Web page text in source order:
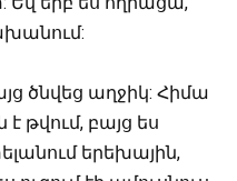
ծնվեց աղջիկ: Հիմա
բայց ես
երեխային,